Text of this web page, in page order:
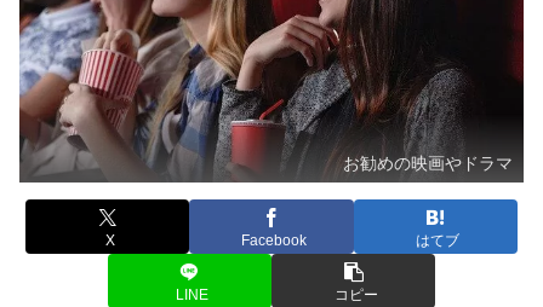
お勧めの映画やドラマ
X Facebook はてブ
LINE コピー